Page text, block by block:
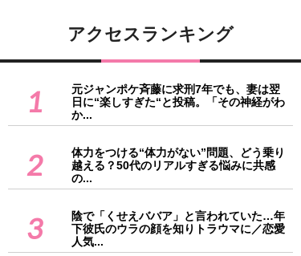
アクセスランキング
1
元ジャンポケ斉藤に求刑7年でも、妻は翌
日に“楽しすぎた“と投稿。「その神経がわ
か...
2
体力をつける“体力がない”問題、どう乗り
越える？50代のリアルすぎる悩みに共感
の...
3
陰で「くせえババア」と言われていた…年
下彼氏のウラの顔を知りトラウマに／恋愛
人気...